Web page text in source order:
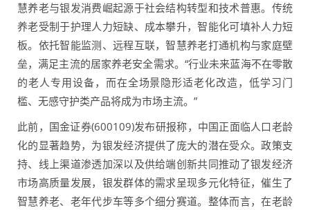
慧养老与银发消费崛起源于社会结构转型和技术普惠。传统
养老受制于护理人力短缺、成本攀升，智能化可填补人力短
板。依托智能监测、远程互联，智慧养老打通机构与家庭壁
垒，满足主流的居家养老安全需求。“行业未来蓝海不在零散
的老人专用设备，而在全场景隐形适老化改造，低学习门
槛、无感守护类产品将成为市场主流。”
此前，国金证券(600109)发布研报称，中国正面临人口老龄
化的显著趋势，为银发经济提供了庞大的潜在受众。政策支
持、线上渠道渗透加深以及供给端创新共同推动了银发经济
市场高质量发展，银发群体的需求呈现多元化特征，催生了
智慧养老、老年代步车等多个细分赛道。整体而言，在老龄